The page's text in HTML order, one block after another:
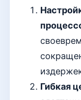
Гибкая